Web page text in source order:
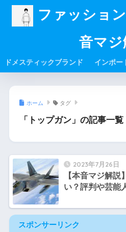
ファッショ
音マ
ドメスティックブランド インポー
ホーム タグ
「トップガン」の記事一覧
2023年7月26日
【本音マジ解
い？評判や芸能
スポンサーリンク